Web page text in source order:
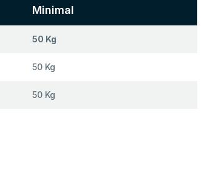
Minimal
50 Kg
50 Kg
50 Kg